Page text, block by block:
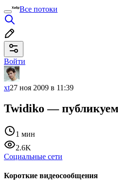
Все потоки
Войти
xt27 ноя 2009 в 11:39
Twidiko — публикуем
1 мин
2.6K
Социальные сети
Короткие видеосообщения